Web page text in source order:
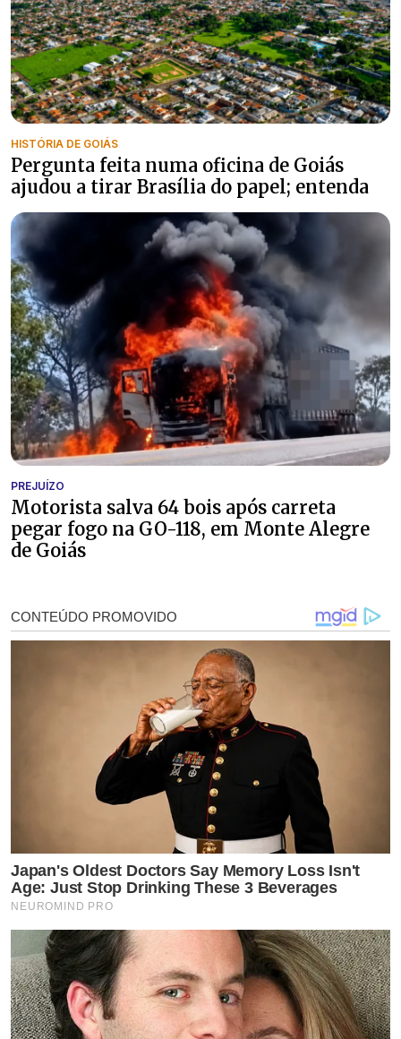
HISTÓRIA DE GOIÁS
Pergunta feita numa oficina de Goiás
ajudou a tirar Brasília do papel; entenda
PREJUÍZO
Motorista salva 64 bois após carreta
pegar fogo na GO-118, em Monte Alegre
de Goiás